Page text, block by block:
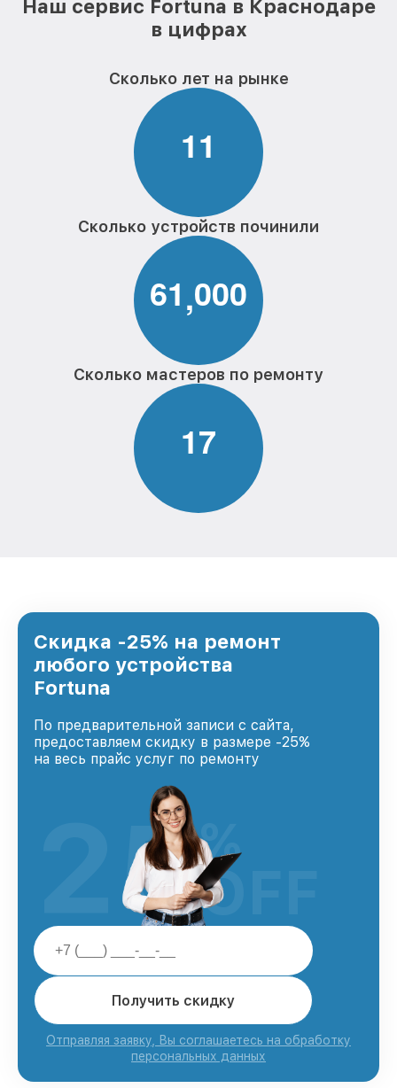
Наш сервис Fortuna в Краснодаре
в цифрах
Сколько лет на рынке
11
Сколько устройств починили
61,000
Сколько мастеров по ремонту
17
Скидка -25% на ремонт
любого устройства
Fortuna
По предварительной записи с сайта,
предоставляем скидку в размере -25%
на весь прайс услуг по ремонту
Получить скидку
Отправляя заявку, Вы соглашаетесь на обработку
персональных данных
25%
OFF